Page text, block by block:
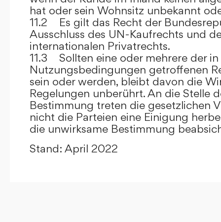
hat oder sein Wohnsitz unbekannt
11.2 Es gilt das Recht der
Ausschluss des UN-Kaufrechts und
internationalen Privatrechts.
11.3 Sollten eine oder mehrere der in
Nutzungsbedingungen getroffenen
sein oder werden, bleibt davon die
Regelungen unberührt. An die Stelle
Bestimmung treten die gesetzlichen
nicht die Parteien eine Einigung
die unwirksame Bestimmung
Stand: April 2022